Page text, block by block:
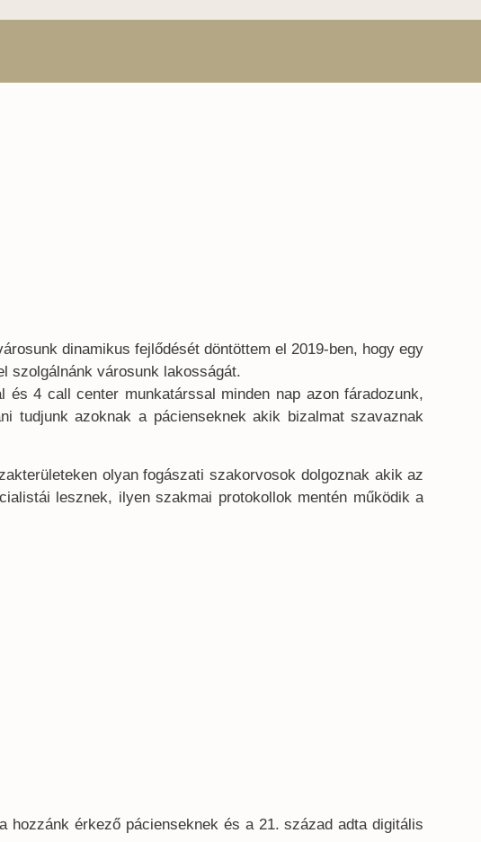
dinamikus fejlődését döntöttem el 2019-ben, hogy egy
szolgálnánk városunk lakosságát.
4 call center munkatárssal minden nap azon fáradozunk,
tudjunk azoknak a pácienseknek akik bizalmat szavaznak
olyan fogászati szakorvosok dolgoznak akik az
lesznek, ilyen szakmai protokollok mentén működik a
érkező pácienseknek és a 21. század adta digitális